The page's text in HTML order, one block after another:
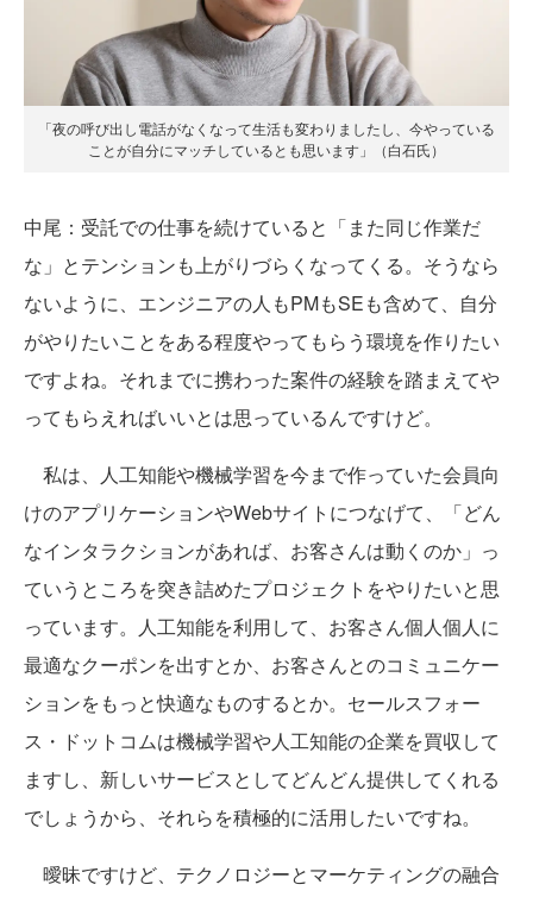
「夜の呼び出し電話がなくなって生活も変わりましたし、今やっている
ことが自分にマッチしているとも思います」（白石氏）
中尾 ：受託での仕事を続けていると「また同じ作業だ
な」とテンションも上がりづらくなってくる。そうなら
ないように、エンジニアの人もPMもSEも含めて、自分
がやりたいことをある程度やってもらう環境を作りたい
ですよね。それまでに携わった案件の経験を踏まえてや
ってもらえればいいとは思っているんですけど。
私は、人工知能や機械学習を今まで作っていた会員向
けのアプリケーションやWebサイトにつなげて、「どん
なインタラクションがあれば、お客さんは動くのか」っ
ていうところを突き詰めたプロジェクトをやりたいと思
っています。人工知能を利用して、お客さん個人個人に
最適なクーポンを出すとか、お客さんとのコミュニケー
ションをもっと快適なものするとか。セールスフォー
ス・ドットコムは機械学習や人工知能の企業を買収して
ますし、新しいサービスとしてどんどん提供してくれる
でしょうから、それらを積極的に活用したいですね。
曖昧ですけど、テクノロジーとマーケティングの融合